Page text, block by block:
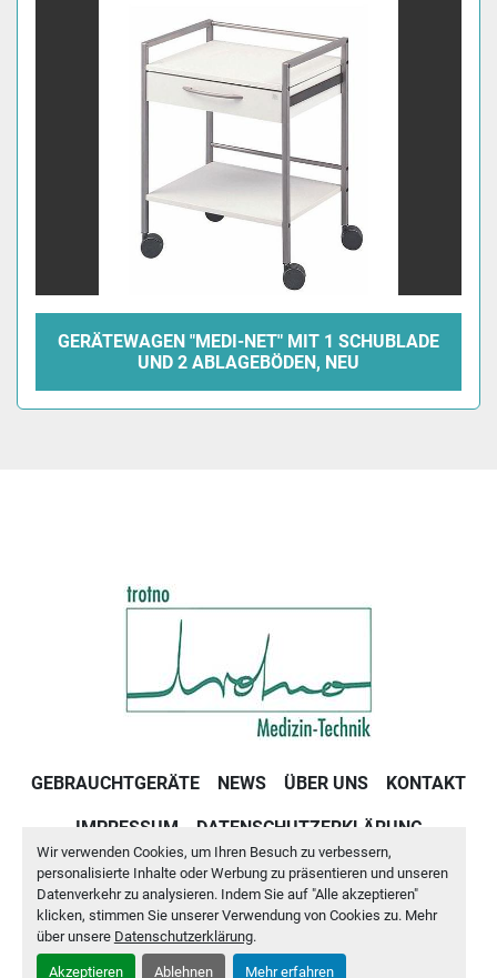
Wir verwenden Cookies, um Ihren Besuch zu verbessern,
personalisierte Inhalte oder Werbung zu präsentieren und unseren
Datenverkehr zu analysieren. Indem Sie auf "Alle akzeptieren"
klicken, stimmen Sie unserer Verwendung von Cookies zu. Mehr
über unsere Datenschutzerklärung.
Akzeptieren Ablehnen Mehr erfahren
GERÄTEWAGEN "MEDI-NET" MIT 1 SCHUBLADE
UND 2 ABLAGEBÖDEN, NEU
GEBRAUCHTGERÄTE NEWS ÜBER UNS KONTAKT
IMPRESSUM DATENSCHUTZERKLÄRUNG
GESCHÄFTSBEDINGUNGEN
Cookie-Einstellungen